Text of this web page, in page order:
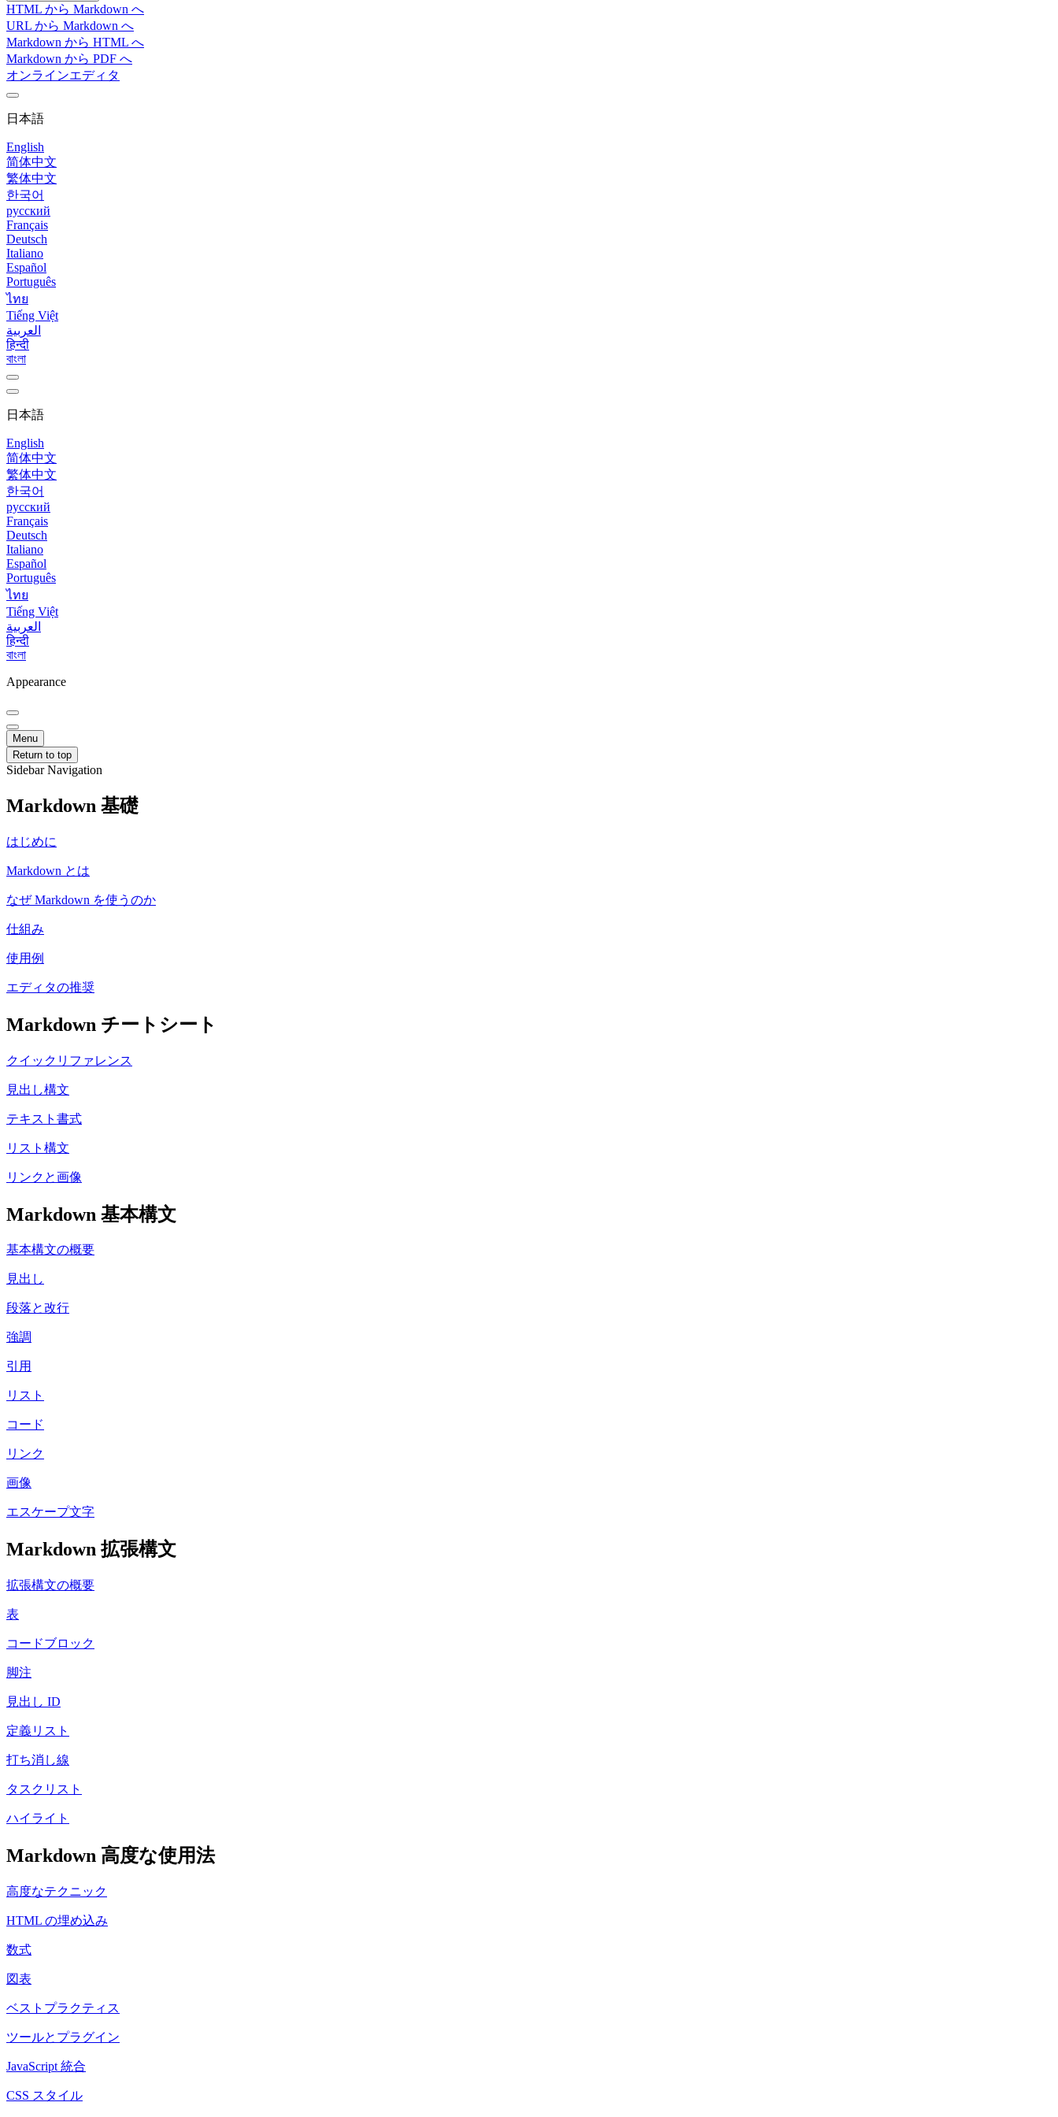
HTML から Markdown へ
URL から Markdown へ
Markdown から HTML へ
Markdown から PDF へ
オンラインエディタ
日本語
English
简体中文
繁体中文
한국어
русский
Français
Deutsch
Italiano
Español
Português
ไทย
Tiếng Việt
العربية
हिन्दी
বাংলা
日本語
English
简体中文
繁体中文
한국어
русский
Français
Deutsch
Italiano
Español
Português
ไทย
Tiếng Việt
العربية
हिन्दी
বাংলা
Appearance
Menu
Return to top
Sidebar Navigation
Markdown 基礎
はじめに
Markdown とは
なぜ Markdown を使うのか
仕組み
使用例
エディタの推奨
Markdown チートシート
クイックリファレンス
見出し構文
テキスト書式
リスト構文
リンクと画像
Markdown 基本構文
基本構文の概要
見出し
段落と改行
強調
引用
リスト
コード
リンク
画像
エスケープ文字
Markdown 拡張構文
拡張構文の概要
表
コードブロック
脚注
見出し ID
定義リスト
打ち消し線
タスクリスト
ハイライト
Markdown 高度な使用法
高度なテクニック
HTML の埋め込み
数式
図表
ベストプラクティス
ツールとプラグイン
JavaScript 統合
CSS スタイル